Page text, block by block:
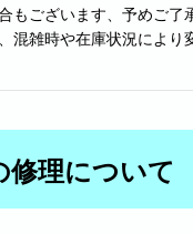
もございます、予めご了
混雑時や在庫状況により
修理について